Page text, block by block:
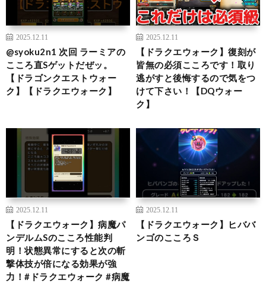
2025.12.11
@syoku2n1 次回 ラーミアの
こころ直Sゲットだぜッ。
【ドラゴンクエストウォー
ク】【ドラクエウォーク】
2025.12.11
【ドラクエウォーク】復刻が
皆無の必須こころです！取り
逃がすと後悔するので気をつ
けて下さい！【DQウォー
ク】
2025.12.11
【ドラクエウォーク】病魔パ
ンデルムSのこころ性能判
明！状態異常にすると次の斬
撃体技が倍になる効果が強
力！#ドラクエウォーク #病魔
2025.12.11
【ドラクエウォーク】ヒババ
ンゴのこころＳ